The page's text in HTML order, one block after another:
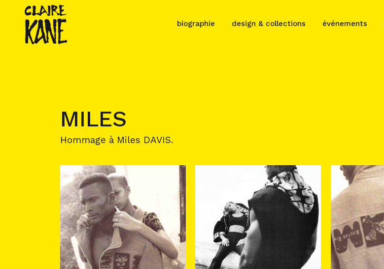
biographie design & collections événements
MILES
Hommage à Miles DAVIS.